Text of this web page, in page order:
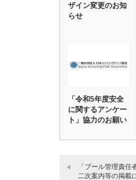
ザイン変更のお知
らせ
「令和5年度安全
に関するアンケー
ト」協力のお願い
「プール管理責任
二次案内等の掲載